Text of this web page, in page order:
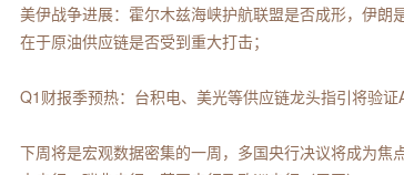
美伊战争进展：霍尔木兹海峡护航联盟是否成形，伊
在于原油供应链是否受到重大打击；
Q1财报季预热：台积电、美光等供应链龙头指引将验证
下周将是宏观数据密集的一周，多国央行决议将成为